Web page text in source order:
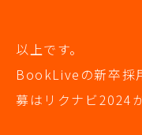
以上です。
BookLiveの新卒採
募はリクナビ2024